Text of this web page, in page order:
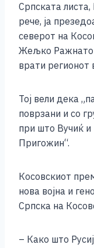
Српската
рече, ја
северот на
Жељко
врати регионот
Тој вели дека
поврзани и со
при што Вучиќ и
Пригожин“.
Косовскиот
нова војна и
Српска на
– Како што